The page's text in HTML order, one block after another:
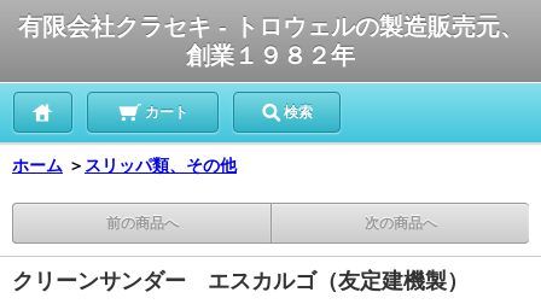
有限会社クラセキ - トロウェルの製造販売元、
創業１９８２年
カート 検索
ホーム ＞ スリッパ類、その他
前の商品へ 次の商品へ
クリーンサンダー エスカルゴ（友定建機製）